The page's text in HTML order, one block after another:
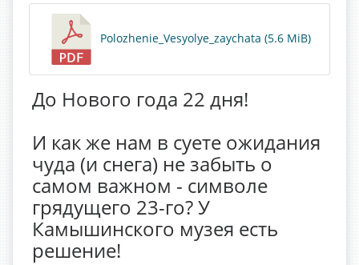
Polozhenie_Vesyolye_zaychata (5.6 MiB)
До Нового года 22 дня!
И как же нам в суете ожидания
чуда (и снега) не забыть о
самом важном - символе
грядущего 23-го? У
Камышинского музея есть
решение!